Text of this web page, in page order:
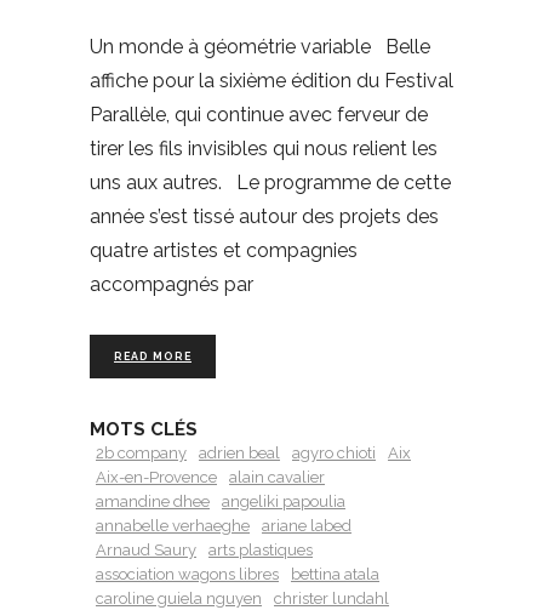
Un monde à géométrie variable Belle
affiche pour la sixième édition du Festival
Parallèle, qui continue avec ferveur de
tirer les fils invisibles qui nous relient les
uns aux autres. Le programme de cette
année s’est tissé autour des projets des
quatre artistes et compagnies
accompagnés par
READ MORE
MOTS CLÉS
2b company adrien beal agyro chioti
Aix
Aix-en-Provence
alain cavalier
amandine dhee
angeliki papoulia
annabelle verhaeghe
ariane labed
Arnaud Saury
arts plastiques
association wagons libres
bettina atala
caroline guiela nguyen
christer lundahl